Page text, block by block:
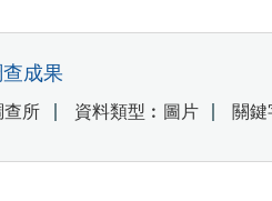
成果
查所 資料類型︰圖片 關鍵